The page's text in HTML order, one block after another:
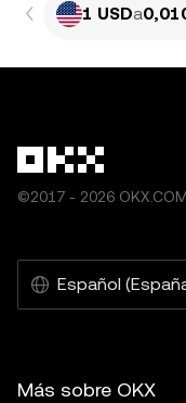
1 USDa
©2017 - 2026 OKX.COM
Español
Más sobre OKX